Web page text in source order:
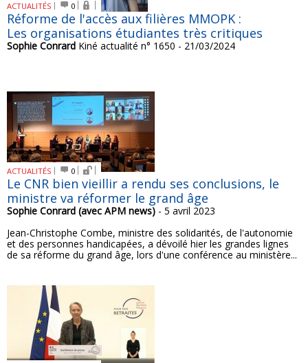
ACTUALITÉS 0
Réforme de l'accès aux filières MMOPK :
Les organisations étudiantes très critiques
Sophie Conrard Kiné actualité n° 1650 - 21/03/2024
ACTUALITÉS 0
Le CNR bien vieillir a rendu ses conclusions, le
ministre va réformer le grand âge
Sophie Conrard (avec APM news) - 5 avril 2023
Jean-Christophe Combe, ministre des solidarités, de l'autonomie
et des personnes handicapées, a dévoilé hier les grandes lignes
de sa réforme du grand âge, lors d'une conférence au ministère...